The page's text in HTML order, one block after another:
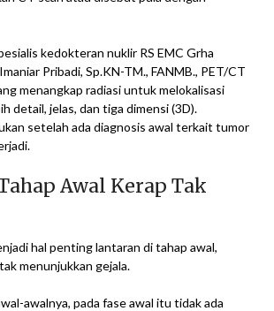
kedokteran nuklir RS EMC Grha
Pribadi, Sp.KN-TM., FANMB., PET/CT
menangkap radiasi untuk melokalisasi
detail, jelas, dan tiga dimensi (3D).
setelah ada diagnosis awal terkait tumor
Awal Kerap Tak
hal penting lantaran di tahap awal,
menunjukkan gejala.
awalnya, pada fase awal itu tidak ada